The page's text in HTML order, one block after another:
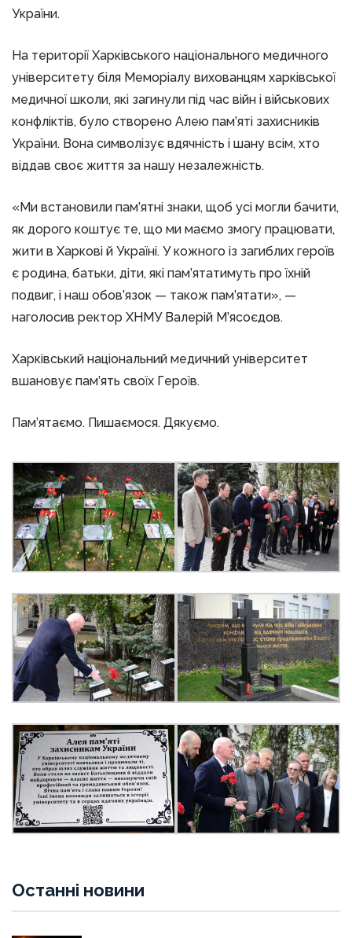
України.
На території Харківського національного медичного
університету біля Меморіалу вихованцям харківської
медичної школи, які загинули під час війн і військових
конфліктів, було створено Алею пам’яті захисників
України. Вона символізує вдячність і шану всім, хто
віддав своє життя за нашу незалежність.
«Ми встановили пам’ятні знаки, щоб усі могли бачити,
як дорого коштує те, що ми маємо змогу працювати,
жити в Харкові й Україні. У кожного із загиблих героїв
є родина, батьки, діти, які пам’ятатимуть про їхній
подвиг, і наш обов’язок — також пам’ятати», —
наголосив ректор ХНМУ Валерій М’ясоєдов.
Харківський національний медичний університет
вшановує пам’ять своїх Героїв.
Пам’ятаємо. Пишаємося. Дякуємо.
Останні новини